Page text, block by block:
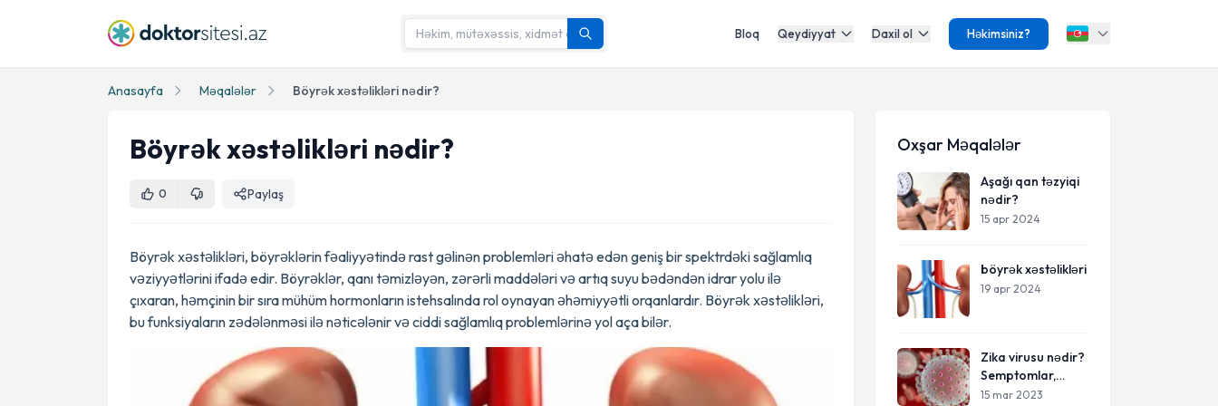
Bloq Qeydiyyat Daxil ol Həkimsiniz?
Anasayfa Məqalələr Böyrək xəstəlikləri nədir?
Böyrək xəstəlikləri nədir?
0 Paylaş
Böyrək xəstəlikləri, böyrəklərin fəaliyyətində rast gəlinən problemləri əhatə edən geniş bir spektrdəki sağlamlıq
vəziyyətlərini ifadə edir. Böyrəklər, qanı təmizləyən, zərərli maddələri və artıq suyu bədəndən idrar yolu ilə
çıxaran, həmçinin bir sıra mühüm hormonların istehsalında rol oynayan əhəmiyyətli orqanlardır. Böyrək xəstəlikləri,
bu funksiyaların zədələnməsi ilə nəticələnir və ciddi sağlamlıq problemlərinə yol aça bilər.
Oxşar Məqalələr
Aşağı qan təzyiqi
nədir?
15 apr 2024
böyrək xəstəlikləri
19 apr 2024
Zika virusu nədir?
Semptomlar,
profilaktika
15 mar 2023